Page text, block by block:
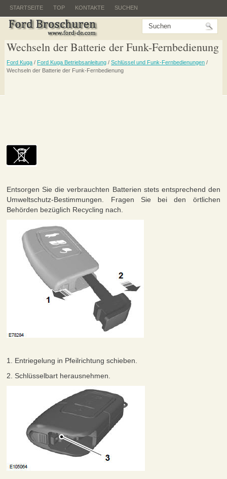
STARTSEITE TOP KONTAKTE SUCHEN
Wechseln der Batterie der Funk-Fernbedienung
Ford Kuga / Ford Kuga Betriebsanleitung /Schlüssel und Funk-Fernbedienungen /
Wechseln der Batterie der Funk-Fernbedienung
Entsorgen Sie die verbrauchten Batterien stets entsprechend den
Umweltschutz-Bestimmungen. Fragen Sie bei den örtlichen
Behörden bezüglich Recycling nach.
1. Entriegelung in Pfeilrichtung schieben.
2. Schlüsselbart herausnehmen.